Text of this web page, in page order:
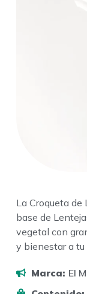
La Croqueta
base de
vegetal con
y bienestar a tu
Marca: El